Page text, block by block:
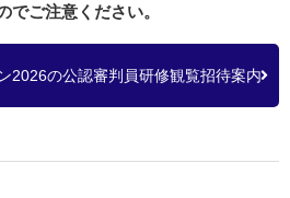
でご注意ください。
2026の公認審判員研修観覧招待案内